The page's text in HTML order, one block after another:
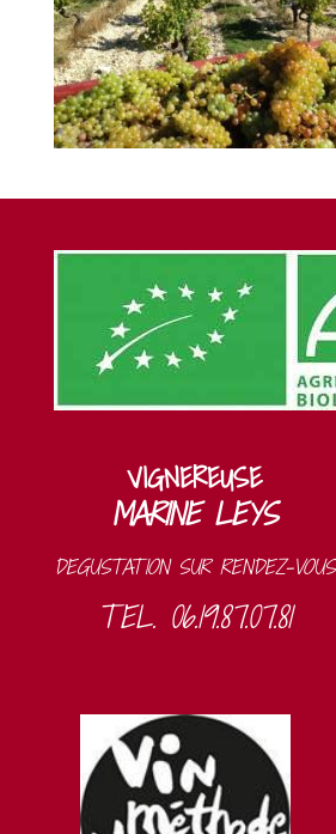
VIGNEREUSE
MARINE LEYS
DEGUSTATION SUR RENDEZ-VOUS
TEL. 06.19.87.07.81